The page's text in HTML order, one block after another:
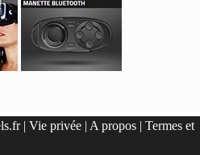
| Vie privée | A propos | Termes et